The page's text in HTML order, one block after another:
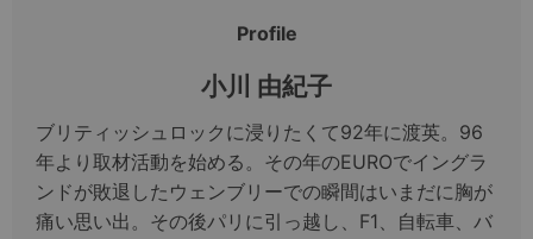
Profile
小川 由紀子
ブリティッシュロックに浸りたくて92年に渡英。96
年より取材活動を始める。その年のEUROでイングラ
ンドが敗退したウェンブリーでの瞬間はいまだに胸が
痛い思い出。その後パリに引っ越し、F1、自転車、バ